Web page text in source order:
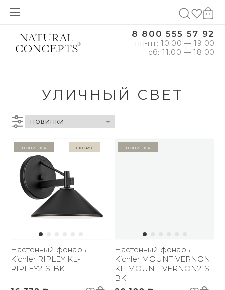
8 800 555 57 92
пн-пт: 10.00 — 19.00
сб: 11.00 — 18.00
УЛИЧНЫЙ СВЕТ
Новинка Скоро
Настенный фонарь
Kichler RIPLEY KL-
RIPLEY2-S-BK
Новинка
Настенный фонарь
Kichler MOUNT VERNON
KL-MOUNT-VERNON2-S-
BK